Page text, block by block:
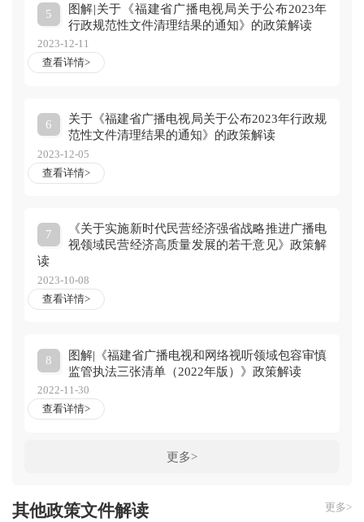
5
图解|关于《福建省广播电视局关于公布2023年
行政规范性文件清理结果的通知》的政策解读
2023-12-11
查看详情>
6
关于《福建省广播电视局关于公布2023年行政规
范性文件清理结果的通知》的政策解读
2023-12-05
查看详情>
7
《关于实施新时代民营经济强省战略推进广播电
视领域民营经济高质量发展的若干意见》政策解
读
2023-10-08
查看详情>
8
图解|《福建省广播电视和网络视听领域包容审慎
监管执法三张清单（2022年版）》政策解读
2022-11-30
查看详情>
更多>
其他政策文件解读 更多>